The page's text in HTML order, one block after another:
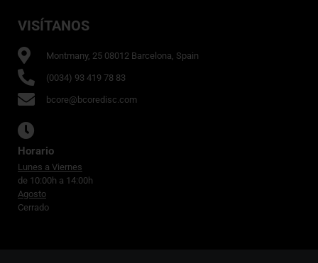
VISÍTANOS
Montmany, 25 08012 Barcelona, Spain
(0034) 93 419 78 83
bcore@bcoredisc.com
Horario
Lunes a Viernes
de 10:00h a 14:00h
Agosto
Cerrado